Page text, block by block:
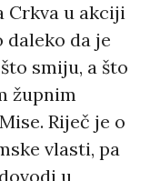
Crkva u akciji
da je
smiju, a što
župnim
Riječ je o
vlasti, pa
u